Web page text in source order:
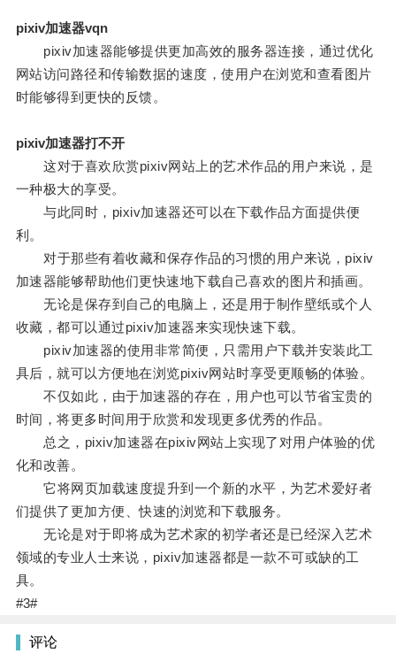
pixiv加速器vqn
pixiv加速器能够提供更加高效的服务器连接，通过优化
网站访问路径和传输数据的速度，使用户在浏览和查看图片
时能够得到更快的反馈。
pixiv加速器打不开
这对于喜欢欣赏pixiv网站上的艺术作品的用户来说，是
一种极大的享受。
与此同时，pixiv加速器还可以在下载作品方面提供便
利。
对于那些有着收藏和保存作品的习惯的用户来说，pixiv
加速器能够帮助他们更快速地下载自己喜欢的图片和插画。
无论是保存到自己的电脑上，还是用于制作壁纸或个人
收藏，都可以通过pixiv加速器来实现快速下载。
pixiv加速器的使用非常简便，只需用户下载并安装此工
具后，就可以方便地在浏览pixiv网站时享受更顺畅的体验。
不仅如此，由于加速器的存在，用户也可以节省宝贵的
时间，将更多时间用于欣赏和发现更多优秀的作品。
总之，pixiv加速器在pixiv网站上实现了对用户体验的优
化和改善。
它将网页加载速度提升到一个新的水平，为艺术爱好者
们提供了更加方便、快速的浏览和下载服务。
无论是对于即将成为艺术家的初学者还是已经深入艺术
领域的专业人士来说，pixiv加速器都是一款不可或缺的工
具。
#3#
评论